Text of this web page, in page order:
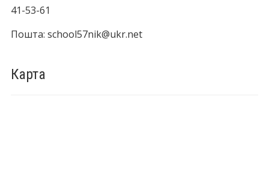
41-53-61
Пошта: school57nik@ukr.net
Карта